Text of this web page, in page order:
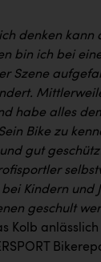
Research
technology
denken kann
bin ich bei
Szene
habe alles
Bike zu
gut
Kindern und
geschult
Kolb